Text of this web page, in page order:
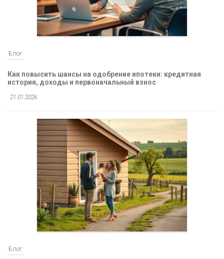
Блог
Как повысить шансы на одобрение ипотеки: кредитная
история, доходы и первоначальный взнос
21.01.2026
Блог